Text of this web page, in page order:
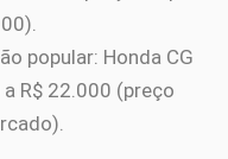
popular: Honda CG
R$ 22.000 (preço